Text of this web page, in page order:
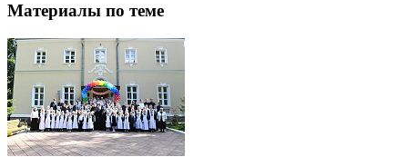
Материалы по теме